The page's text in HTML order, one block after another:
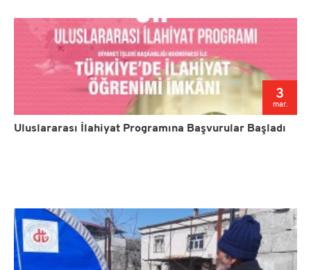
3
mar.
Uluslararası İlahiyat Programına Başvurular Başladı